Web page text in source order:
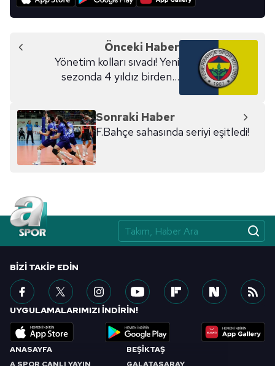
Önceki Haber
Yönetim kolları sıvadı! Yeni
sezonda 4 yıldız birden...
Sonraki Haber
F.Bahçe sahasında seriyi eşitledi!
ANASAYFA
BEŞİKTAŞ
BIZI TAKIP EDIN
UYGULAMALARIMIZI İNDİRİN!